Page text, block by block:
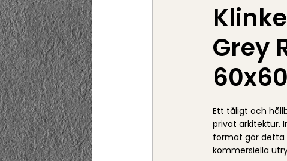
Grey
Ett tåligt och
privat arkitektur.
format gör detta
kommersiella